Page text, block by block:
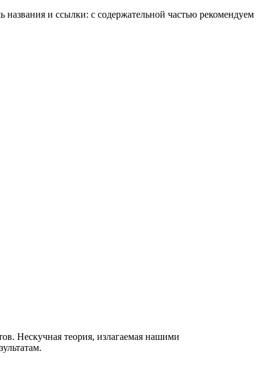
и ссылки: с содержательной частью рекомендуем
Нескучная теория, излагаемая нашими